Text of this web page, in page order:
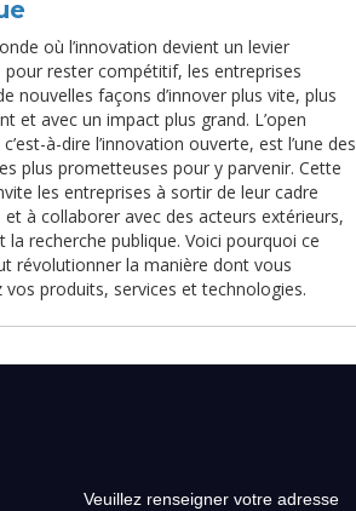
où l’innovation devient un levier
pour rester compétitif, les entreprises
nouvelles façons d’innover plus vite, plus
et avec un impact plus grand. L’open
à-dire l’innovation ouverte, est l’une des
plus prometteuses pour y parvenir. Cette
les entreprises à sortir de leur cadre
à collaborer avec des acteurs extérieurs,
recherche publique. Voici pourquoi ce
révolutionner la manière dont vous
vos produits, services et technologies.
Veuillez renseigner votre adresse